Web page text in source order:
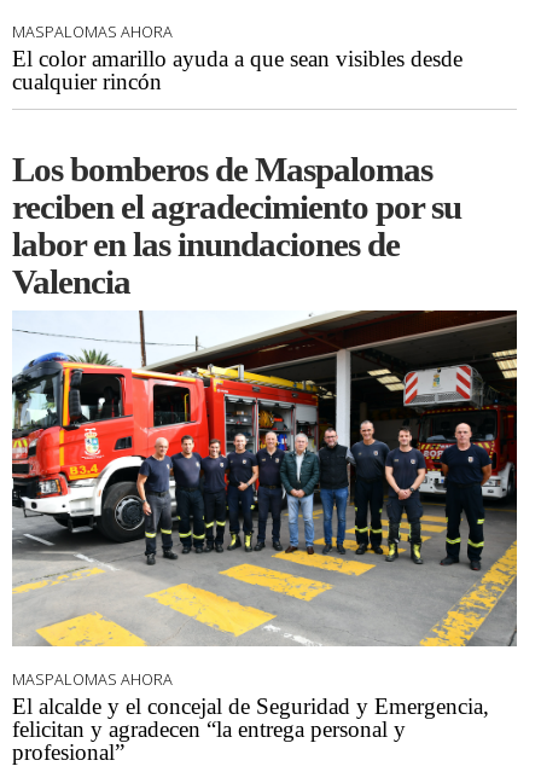
MASPALOMAS AHORA
El color amarillo ayuda a que sean visibles desde
cualquier rincón
Los bomberos de Maspalomas
reciben el agradecimiento por su
labor en las inundaciones de
Valencia
MASPALOMAS AHORA
El alcalde y el concejal de Seguridad y Emergencia,
felicitan y agradecen “la entrega personal y
profesional”